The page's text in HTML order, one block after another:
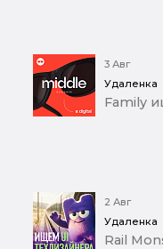
3 Авг
Удаленка
Family
2 Авг
Удаленка
Rail